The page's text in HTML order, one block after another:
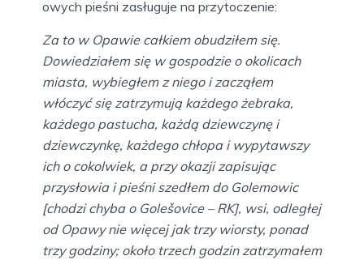
owych pieśni zasługuje na przytoczenie:
Za to w Opawie całkiem obudziłem się.
Dowiedziałem się w gospodzie o okolicach
miasta, wybiegłem z niego i zacząłem
włóczyć się zatrzymują każdego żebraka,
każdego pastucha, każdą dziewczynę i
dziewczynkę, każdego chłopa i wypytawszy
ich o cokolwiek, a przy okazji zapisując
przysłowia i pieśni szedłem do Golemowic
[chodzi chyba o Golešovice – RK], wsi, odległej
od Opawy nie więcej jak trzy wiorsty, ponad
trzy godziny; około trzech godzin zatrzymałem